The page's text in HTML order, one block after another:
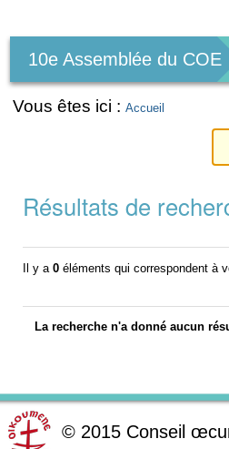
personnels
10e Assemblée du COE
Vous êtes ici : Accueil
Résultats de
Il y a 0éléments qui correspondent à
La recherche n'a donné aucun
© 2015 Conseil